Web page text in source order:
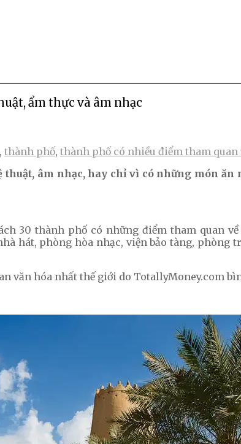
ẩm thực và âm nhạc
, thành phố, thành phố có nhiều điểm tham
thuật, âm nhạc, hay chỉ vì có những món
30 thành phố có những điểm tham quan
hát, phòng hòa nhạc, viện bảo tàng, phòng
văn hóa nhất thế giới do TotallyMoney.com